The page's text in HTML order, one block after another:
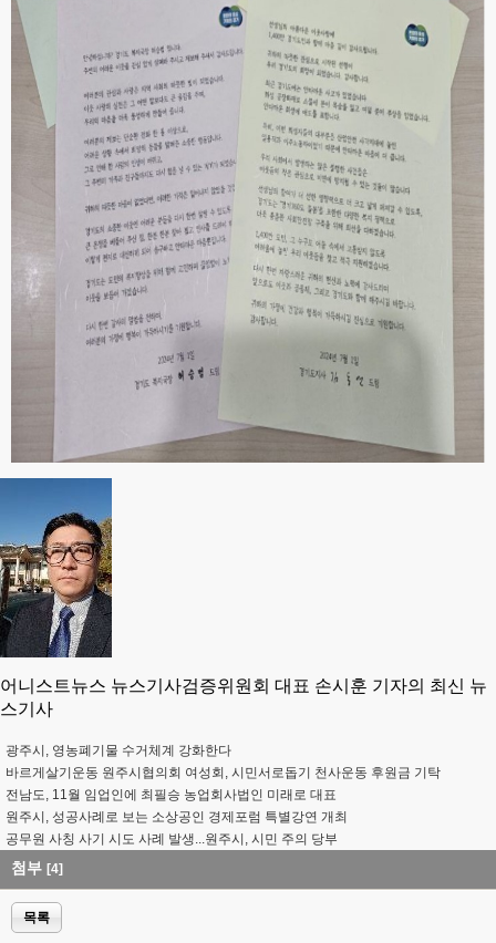
어니스트뉴스 뉴스기사검증위원회 대표 손시훈 기자의 최신 뉴
스기사
광주시, 영농폐기물 수거체계 강화한다
바르게살기운동 원주시협의회 여성회, 시민서로돕기 천사운동 후원금 기탁
전남도, 11월 임업인에 최필승 농업회사법인 미래로 대표
원주시, 성공사례로 보는 소상공인 경제포럼 특별강연 개최
공무원 사칭 사기 시도 사례 발생...원주시, 시민 주의 당부
첨부 [4]
목록